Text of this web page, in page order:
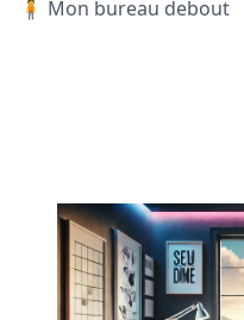
🧍 Mon bureau debout